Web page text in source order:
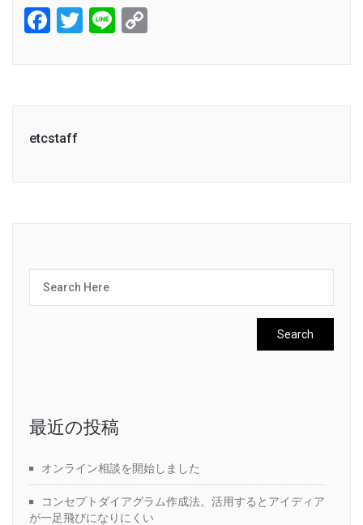
Facebook
Twitter
Line
etcstaff
最近の投稿
オンライン相談を開始しました
コンセプトダイアグラム作成法。活用するとアイディア
が一足飛びになりにくい